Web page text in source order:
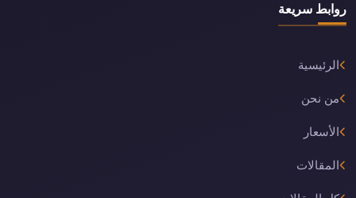
روابط سريعة
الرئيسية
من نحن
الأسعار
المقالات